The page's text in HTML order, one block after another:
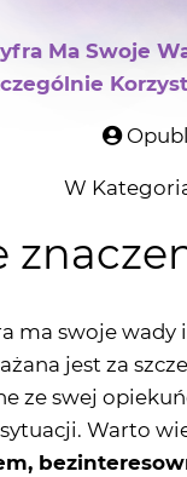
Ma Swoje
W
ma swoje wady
jest za
ze swej
Warto